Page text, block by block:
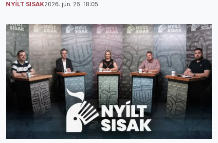
NYÍLT SISAK2026. jún. 26. 18:05